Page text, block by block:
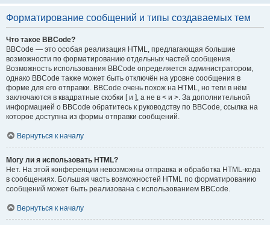
Форматирование сообщений и типы создаваемых тем
Что такое BBCode?
BBCode — это особая реализация HTML, предлагающая большие
возможности по форматированию отдельных частей сообщения.
Возможность использования BBCode определяется администратором,
однако BBCode также может быть отключён на уровне сообщения в
форме для его отправки. BBCode очень похож на HTML, но теги в нём
заключаются в квадратные скобки [ и ], а не в < и >. За дополнительной
информацией о BBCode обратитесь к руководству по BBCode, ссылка на
которое доступна из формы отправки сообщений.
Вернуться к началу
Могу ли я использовать HTML?
Нет. На этой конференции невозможны отправка и обработка HTML-кода
в сообщениях. Большая часть возможностей HTML по форматированию
сообщений может быть реализована с использованием BBCode.
Вернуться к началу